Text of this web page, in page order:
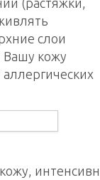
(растяжки,
слои
Вашу кожу